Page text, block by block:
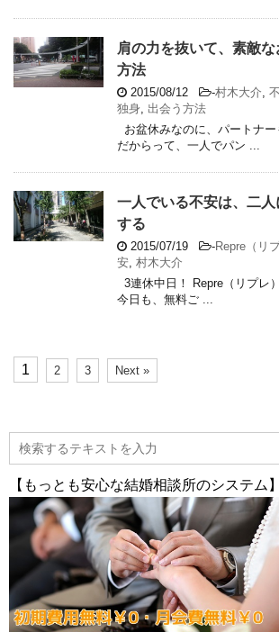
肩の力を抜いて、素敵
方法
2015/08/12 -村木大介,
独身, 出会う方法
お盆休みなのに、パートナ
だからって、一人でパン ...
一人でいる不安は、二
する
2015/07/19 -Repre（リプ
安, 村木大介
3連休中日！ Repre（リプレ
今日も、無料ご ...
1 2 3 Next »
【もっとも安心な結婚相談所のシステム】